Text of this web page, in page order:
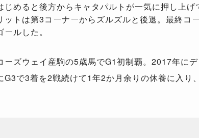
めると後方からキャタパルトが一気に押し上げ
トは第3コーナーからズルズルと後退。最終コ
ルした。
ズウェイ産駒の5歳馬でG1初制覇。 2017年に
G3で3着を2戦続けて1年2か月余りの休養に入り